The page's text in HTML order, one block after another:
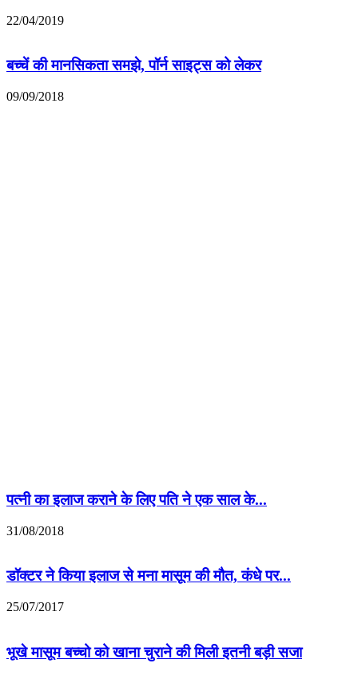
22/04/2019
बच्‍चें की मानसिकता समझे, पॉर्न साइट्स को लेकर
09/09/2018
पत्नी का इलाज कराने के लिए पति ने एक साल के...
31/08/2018
डॉक्टर ने किया इलाज से मना मासूम की मौत, कंधे पर...
25/07/2017
भूखे मासूम बच्चो को खाना चुराने की मिली इतनी बड़ी सजा